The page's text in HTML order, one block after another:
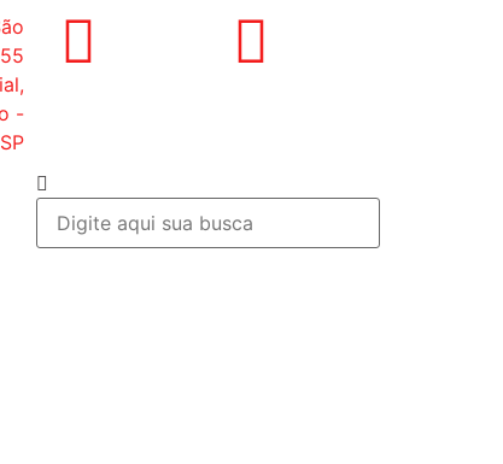
-
SP